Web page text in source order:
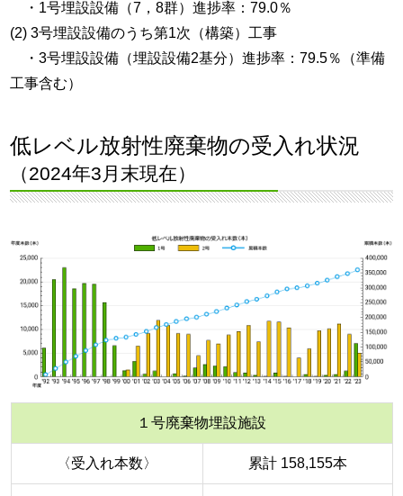
・1号埋設設備（7，8群）進捗率：79.0％
(2) 3号埋設設備のうち第1次（構築）工事
・3号埋設設備（埋設設備2基分）進捗率：79.5％（準備
工事含む）
低レベル放射性廃棄物の受入れ状況
（2024年3月末現在）
１号廃棄物埋設施設
〈受入れ本数〉 累計 158,155本